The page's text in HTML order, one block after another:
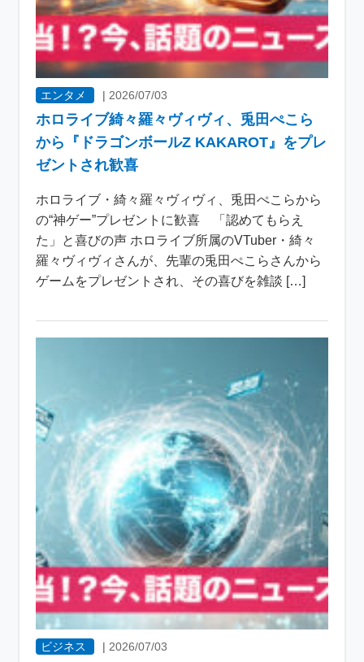
エンタメ |2026/07/03
ホロライブ綺々羅々ヴィヴィ、兎田ぺこら
から『ドラゴンボールZ KAKAROT』をプレ
ゼントされ歓喜
ホロライブ・綺々羅々ヴィヴィ、兎田ぺこらから
の“神ゲー”プレゼントに歓喜 「認めてもらえ
た」と喜びの声 ホロライブ所属のVTuber・綺々
羅々ヴィヴィさんが、先輩の兎田ぺこらさんから
ゲームをプレゼントされ、その喜びを雑談 […]
ビジネス |2026/07/03